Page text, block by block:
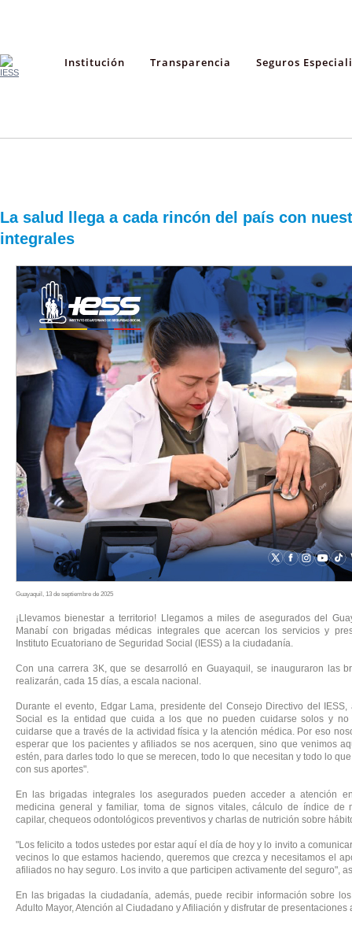
Institución Transparencia Seguros
La salud llega a cada rincón del país con
integrales
Guayaquil, 13 de septiembre de 2025
¡Llevamos bienestar a territorio! Llegamos a miles de asegurados del
Manabí con brigadas médicas integrales que acercan los servicios y
Instituto Ecuatoriano de Seguridad Social (IESS) a la ciudadanía.
Con una carrera 3K, que se desarrolló en Guayaquil, se inauguraron las
realizarán, cada 15 días, a escala nacional.
Durante el evento, Edgar Lama, presidente del Consejo Directivo del
Social es la entidad que cuida a los que no pueden cuidarse solos y no
cuidarse que a través de la actividad física y la atención médica. Por eso
esperar que los pacientes y afiliados se nos acerquen, sino que venimos
estén, para darles todo lo que se merecen, todo lo que necesitan y todo lo
con sus aportes".
En las brigadas integrales los asegurados pueden acceder a atención
medicina general y familiar, toma de signos vitales, cálculo de índice de
capilar, chequeos odontológicos preventivos y charlas de nutrición sobre
"Los felicito a todos ustedes por estar aquí el día de hoy y lo invito a
vecinos lo que estamos haciendo, queremos que crezca y necesitamos el
afiliados no hay seguro. Los invito a que participen activamente del seguro",
En las brigadas la ciudadanía, además, puede recibir información sobre
Adulto Mayor, Atención al Ciudadano y Afiliación y disfrutar de presentaciones